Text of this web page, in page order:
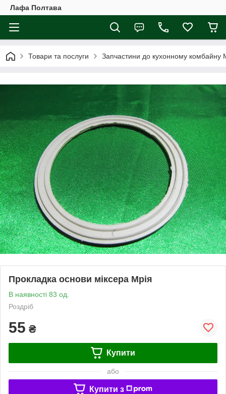
Лафа Полтава
Товари та послуги Запчастини до кухонному комбайну
Прокладка основи міксера Мрія
В наявності 83 од.
Роздріб
55 ₴
Купити
або
Купити з